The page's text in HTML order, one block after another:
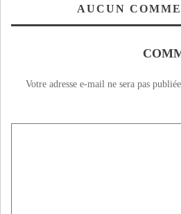
AUCUN
Votre adresse e-mail ne sera pas